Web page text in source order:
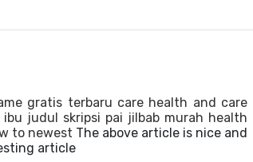
gratis terbaru care health and care
ibu judul skripsi pai jilbab murah health
to newest The above article is nice and
article